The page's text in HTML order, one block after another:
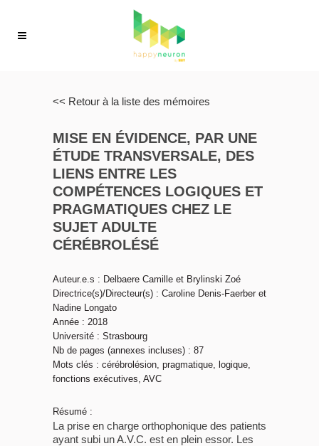
<< Retour à la liste des mémoires
MISE EN ÉVIDENCE, PAR UNE
ÉTUDE TRANSVERSALE, DES
LIENS ENTRE LES
COMPÉTENCES LOGIQUES ET
PRAGMATIQUES CHEZ LE
SUJET ADULTE
CÉRÉBROLÉSÉ
Auteur.e.s : Delbaere Camille et Brylinski Zoé
Directrice(s)/Directeur(s) : Caroline Denis-Faerber et
Nadine Longato
Année : 2018
Université : Strasbourg
Nb de pages (annexes incluses) : 87
Mots clés : cérébrolésion, pragmatique, logique,
fonctions exécutives, AVC
Résumé :
La prise en charge orthophonique des patients
ayant subi un A.V.C. est en plein essor. Les